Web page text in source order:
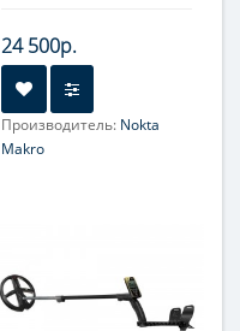
24 500р.
Производитель: Nokta
Makro